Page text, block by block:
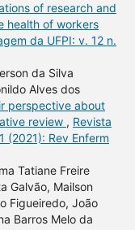
of research and
health of workers
da UFPI: v. 12 n.
da Silva
Alves dos
perspective about
review , Revista
(2021): Rev Enferm
Tatiane Freire
Galvão, Mailson
Figueiredo, João
Barros Melo da